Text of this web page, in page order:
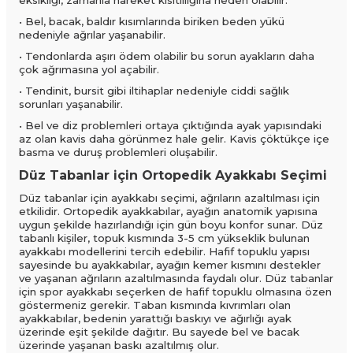
• Bel, bacak, baldır kısımlarında biriken beden yükü
nedeniyle ağrılar yaşanabilir.
• Tendonlarda aşırı ödem olabilir bu sorun ayakların daha
çok ağrımasına yol açabilir.
• Tendinit, bursit gibi iltihaplar nedeniyle ciddi sağlık
sorunları yaşanabilir.
• Bel ve diz problemleri ortaya çıktığında ayak yapısındaki
az olan kavis daha görünmez hale gelir. Kavis çöktükçe içe
basma ve duruş problemleri oluşabilir.
Düz Tabanlar için Ortopedik Ayakkabı Seçimi
Düz tabanlar için ayakkabı seçimi, ağrıların azaltılması için
etkilidir. Ortopedik ayakkabılar, ayağın anatomik yapısına
uygun şekilde hazırlandığı için gün boyu konfor sunar. Düz
tabanlı kişiler, topuk kısmında 3-5 cm yükseklik bulunan
ayakkabı modellerini tercih edebilir. Hafif topuklu yapısı
sayesinde bu ayakkabılar, ayağın kemer kısmını destekler
ve yaşanan ağrıların azaltılmasında faydalı olur. Düz tabanlar
için spor ayakkabı seçerken de hafif topuklu olmasına özen
göstermeniz gerekir. Taban kısmında kıvrımları olan
ayakkabılar, bedenin yarattığı baskıyı ve ağırlığı ayak
üzerinde eşit şekilde dağıtır. Bu sayede bel ve bacak
üzerinde yaşanan baskı azaltılmış olur.